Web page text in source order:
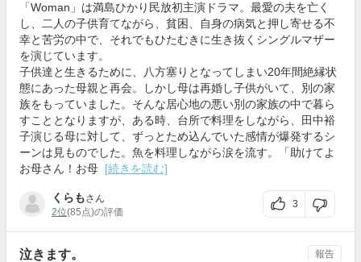
「Woman」は満島ひかり民放初主演ドラマ。最愛の夫を亡く
し、二人の子供育てながら、貧困、自身の病気と押し寄せる不
幸と苦労の中で、それでもひたむきに生き抜くシングルマザー
を演じています。
子供達と生きるために、八方塞りとなってしまい20年間絶縁状
態にあった母親と再会。しかし母は再婚し子供がいて、別の家
族をもっていました。そんな居心地の悪い別の家族の中で暮ら
すこととなりますが、ある時、台所で料理をしながら、田中裕
子演じる母に対して、ずっとため込んでいた感情が爆発するシ
ーンは見ものでした。魚を料理しながら涙を流す。「助けてよ
お母さん！お母 [続きを読む]
くらもさん
2位(85点)の評価
3
泣きます。 報告